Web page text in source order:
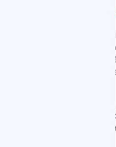
las cejas
.
son poco densas,
quieres mejorar su
combinamos lo
micropigmentación,